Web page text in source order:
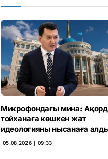
Микрофондағы мина:
тойханаға көшкен жат
идеологияны нысанаға
05.08.2026 ∣ 09:33